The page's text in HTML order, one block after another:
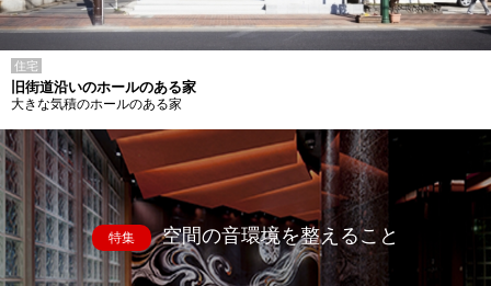
住宅
旧街道沿いのホールのある家
大きな気積のホールのある家
特集 空間の音環境を整えること